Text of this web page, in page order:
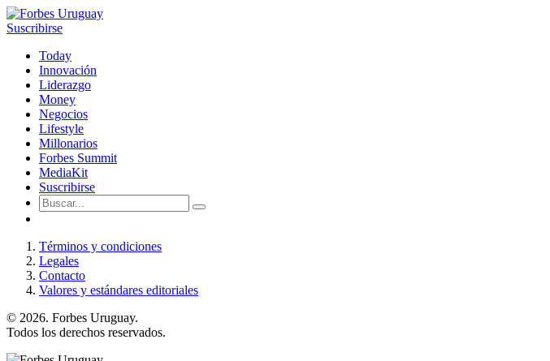
Suscribirse
Today
Innovación
Liderazgo
Money
Negocios
Lifestyle
Millonarios
Forbes Summit
MediaKit
Suscribirse
Términos y condiciones
Legales
Contacto
Valores y estándares editoriales
© 2026. Forbes Uruguay.
Todos los derechos reservados.